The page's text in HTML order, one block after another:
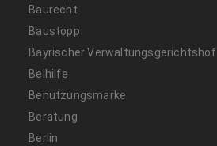
Baurecht
Baustopp
Bayrischer Verwaltungsgerichtshof
Beihilfe
Benutzungsmarke
Beratung
Berlin